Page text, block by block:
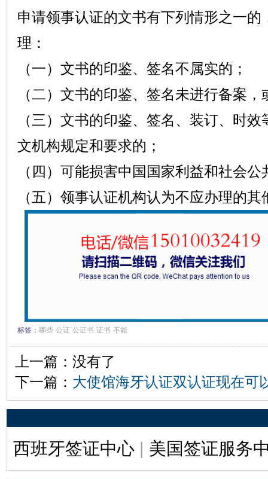
申请领事认证的文书有下列情形之一的
理：
（一）文书的印鉴、签名不属实的；
（二）文书的印鉴、签名未进行备案
（三）文书的印鉴、签名、装订、时
文机构规定和要求的；
（四）可能损害中国国家利益和社会公
（五）领事认证机构认为不应办理的其
标签： 哪些 公证 公证书 证书 不能
上一篇：没有了
下一篇： 大使馆海牙认证双认证现在可
西班牙签证中心 | 美国签证服务